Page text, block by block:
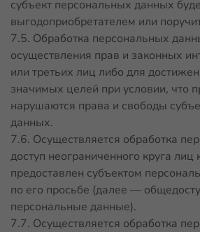
субъект персональных данных
выгодоприобретателем или
7.5. Обработка персональных
осуществления прав и законных
или третьих лиц либо для
значимых целей при условии, что
нарушаются права и свободы
данных.
7.6. Осуществляется обработка
доступ неограниченного круга лиц
предоставлен субъектом
по его просьбе (далее —
персональные данные).
7.7. Осуществляется обработка